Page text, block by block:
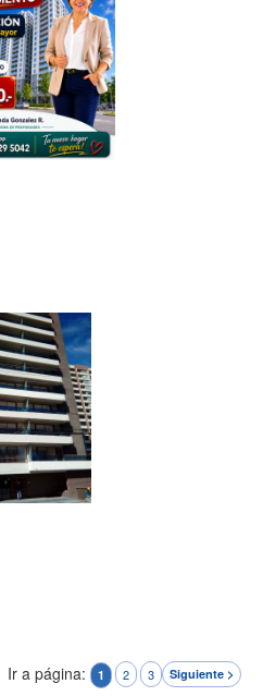
Ir a página: 1 2 3 Siguiente >